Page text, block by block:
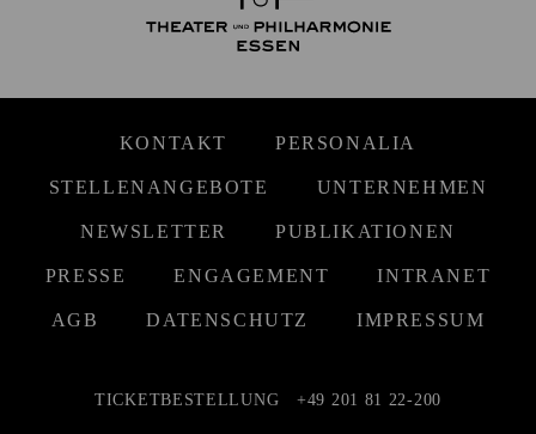
KONTAKT PERSONALIA
STELLENANGEBOTE UNTERNEHMEN
NEWSLETTER PUBLIKATIONEN
PRESSE ENGAGEMENT INTRANET
AGB DATENSCHUTZ IMPRESSUM
TICKETBESTELLUNG +49 201 81 22-200